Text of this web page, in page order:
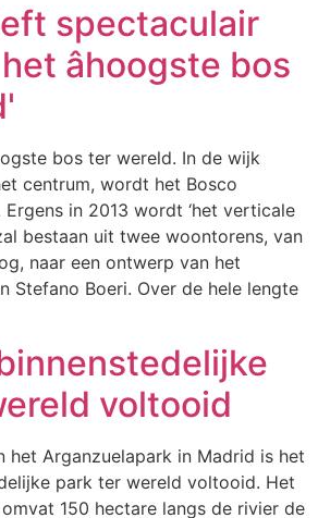
spectaculair
âhoogste bos
bos ter wereld. In de wijk
centrum, wordt het Bosco
in 2013 wordt ‘het verticale
bestaan uit twee woontorens, van
naar een ontwerp van het
Stefano Boeri. Over de hele lengte
voltooid
het Arganzuelapark in Madrid is het
park ter wereld voltooid. Het
150 hectare langs de rivier de